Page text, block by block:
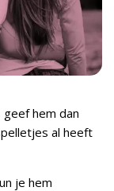
geef hem dan
al heeft
je hem